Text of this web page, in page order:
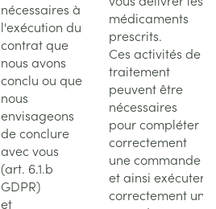
nécessaires à
l'exécution du
contrat que
nous avons
conclu ou que
nous
envisageons
de conclure
avec vous
(art. 6.1.b
GDPR)
et
médicaments
prescrits.
Ces activités de
traitement
peuvent être
nécessaires
pour compléter
correctement
une commande
et ainsi exécuter
correctement un